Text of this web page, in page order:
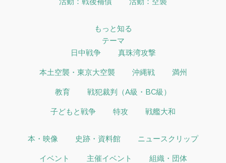
もっと知る
テーマ
日中戦争
真珠湾攻撃
本土空襲・東京大空襲 沖縄戦 満州
教育 戦犯裁判（A級・BC級）
子どもと戦争 特攻 戦艦大和
本・映像 史跡・資料館 ニュースクリップ
イベント 主催イベント 組織・団体